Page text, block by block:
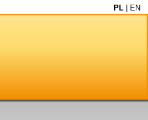
PL EN